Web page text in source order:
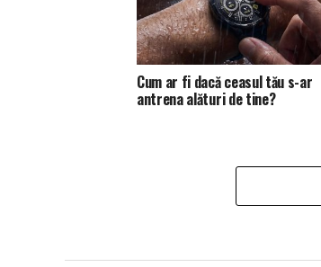
Cum ar fi dacă ceasul tău s-ar
antrena alături de tine?